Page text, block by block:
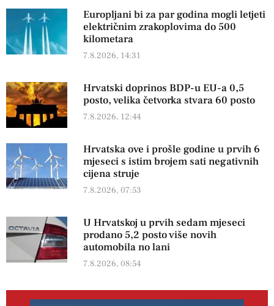
Europljani bi za par godina mogli letjeti
električnim zrakoplovima do 500
kilometara
7.8.2026, 14:31
Hrvatski doprinos BDP-u EU-a 0,5
posto, velika četvorka stvara 60 posto
7.8.2026, 12:44
Hrvatska ove i prošle godine u prvih 6
mjeseci s istim brojem sati negativnih
cijena struje
7.8.2026, 07:53
U Hrvatskoj u prvih sedam mjeseci
prodano 5,2 posto više novih
automobila no lani
7.8.2026, 08:54